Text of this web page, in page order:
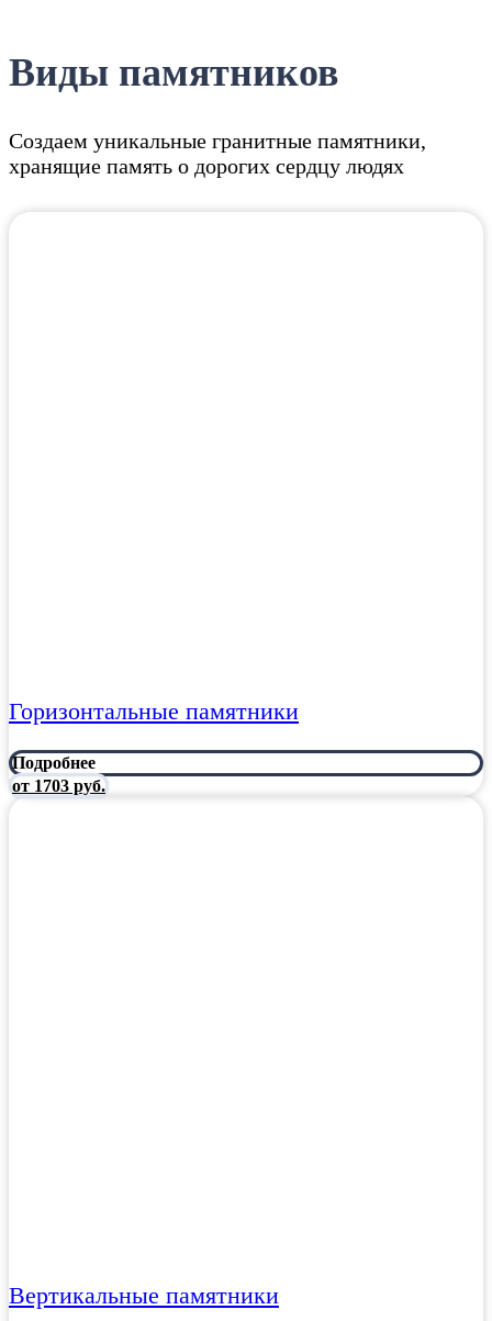
Виды памятников
Создаем уникальные гранитные памятники,
хранящие память о дорогих сердцу людях
Горизонтальные памятники
Подробнее
от 1703 руб.
Вертикальные памятники